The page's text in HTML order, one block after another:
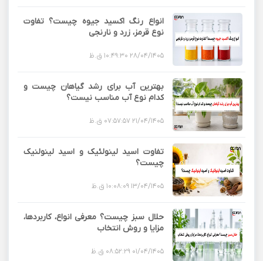
انواع رنگ اکسید جیوه چیست؟ تفاوت
نوع قرمز، زرد و نارنجی
28/04/1405 10:49:30 ق.ظ
بهترین آب برای رشد گیاهان چیست و
کدام نوع آب مناسب نیست؟
21/04/1405 07:57:57 ق.ظ
تفاوت اسید لینولئیک و اسید لینولنیک
چیست؟
13/04/1405 10:08:09 ق.ظ
حلال سبز چیست؟ معرفی انواع، کاربردها،
مزایا و روش انتخاب
01/04/1405 08:52:29 ق.ظ